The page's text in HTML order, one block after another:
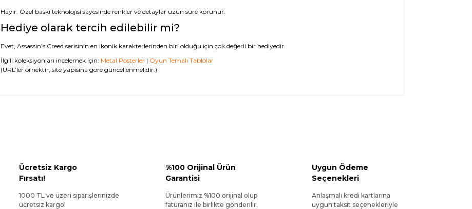
Hayır. Özel baskı teknolojisi sayesinde renkler ve detaylar uzun süre korunur.
Hediye olarak tercih edilebilir mi?
Evet, Assassin’s Creed serisinin en ikonik karakterlerinden biri olduğu için çok değerli bir hediyedir.
İlgili koleksiyonları incelemek için: Metal Posterler| Oyun Temalı Tablolar
(URL’ler örnektir, site yapısına göre güncellenmelidir.)
Ücretsiz Kargo
Fırsatı!
1000 TL ve üzeri siparişlerinizde
ücretsiz kargo!
%100 Orijinal Ürün
Garantisi
Ürünlerimiz %100 orijinal olup
faturanız ile birlikte gönderilir.
Uygun Ödeme
Seçenekleri
Anlaşmalı kredi kartlarına
uygun taksit seçenekleriyle